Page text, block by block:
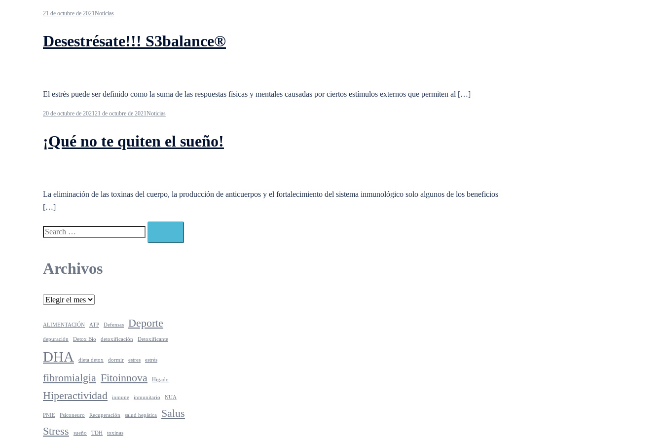
21 de octubre de 2021Noticias
Desestrésate!!! S3balance®
El estrés puede ser definido como la suma de las respuestas físicas y mentales causadas ​​por ciertos estímulos externos que permiten al […]
20 de octubre de 202121 de octubre de 2021Noticias
¡Qué no te quiten el sueño!
La eliminación de las toxinas del cuerpo, la producción de anticuerpos y el fortalecimiento del sistema inmunológico solo algunos de los beneficios
[…]
Search…
Archivos
Archivos
ALIMENTACIÓN ATP Defensas Deporte
depuración Detox Bio detoxificación Detoxificante
DHA dieta detox dormir estres estrés
fibromialgia Fitoinnova Higado
Hiperactividad inmune inmunitario NUA
PNIE Psiconeuro Recuperación salud hepática
Salus
Stress
sueño TDH toxinas